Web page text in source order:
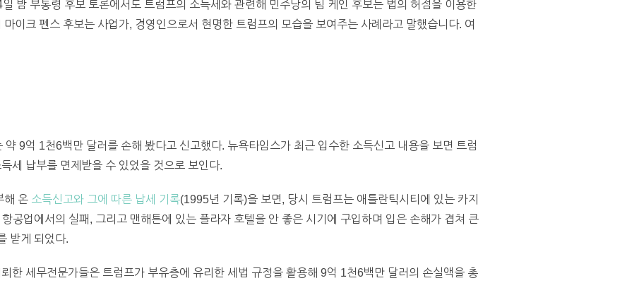
밤 부통령 후보 토론에서도 트럼프의 소득세와 관련해 민주당의 팀 케인 후보는 법의 허점을 이용한
이크 펜스 후보는 사업가, 경영인으로서 현명한 트럼프의 모습을 보여주는 사례라고 말했습니다. 여
9억 1천6백만 달러를 손해 봤다고 신고했다. 뉴욕타임스가 최근 입수한 소득신고 내용을 보면 트럼
세 납부를 면제받을 수 있었을 것으로 보인다.
해 온 소득신고와 그에 따른 납세 기록(1995년 기록)을 보면, 당시 트럼프는 애틀란틱시티에 있는 카지
공업에서의 실패, 그리고 맨해튼에 있는 플라자 호텔을 안 좋은 시기에 구입하며 입은 손해가 겹쳐 큰
받게 되었다.
한 세무전문가들은 트럼프가 부유층에 유리한 세법 규정을 활용해 9억 1천6백만 달러의 손실액을 총